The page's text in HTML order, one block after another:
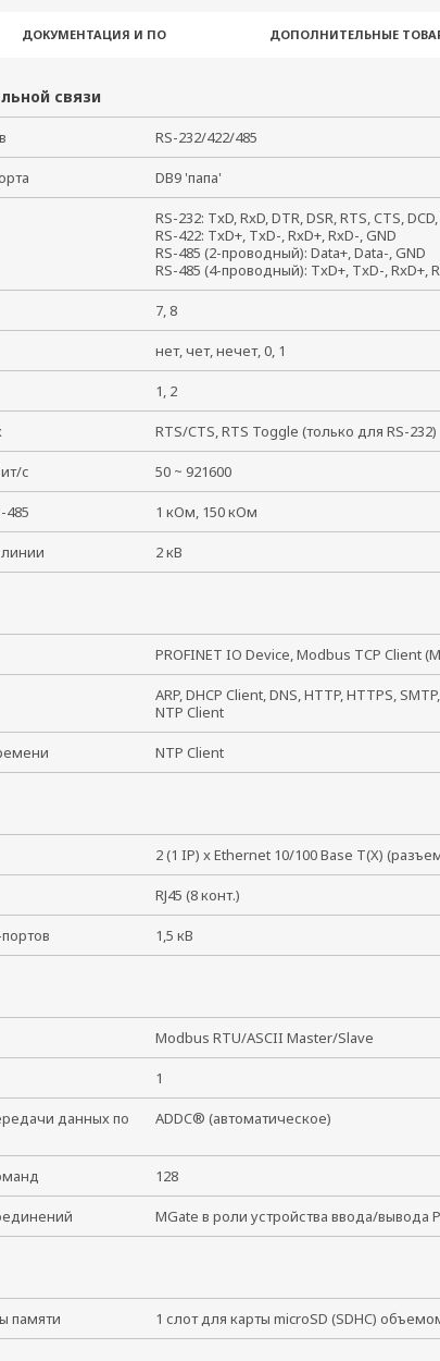
ДОКУМЕНТАЦИЯ И ПО ДОПОЛНИТЕЛЬНЫЕ
связи
RS-232/422/485
DB9 'папа'
RS-232: TxD, RxD, DTR, DSR, RTS, CTS,
RS-422: TxD+, TxD-, RxD+, RxD-, GND
RS-485 (2-проводный): Data+, Data-, GND
RS-485 (4-проводный): TxD+, TxD-, RxD+,
7, 8
нет, чет, нечет, 0, 1
1, 2
RTS/CTS, RTS Toggle (только для RS-232)
с 50 ~ 921600
485 1 кОм, 150 кОм
2 кВ
PROFINET IO Device, Modbus TCP Client
ARP, DHCP Client, DNS, HTTP, HTTPS,
NTP Client
NTP Client
2 (1 IP) x Ethernet 10/100 Base T(X)
RJ45 (8 конт.)
1,5 кВ
Modbus RTU/ASCII Master/Slave
1
данных по
ADDC® (автоматическое)
128
MGate в роли устройства ввода/вывода
памяти 1 слот для карты microSD (SDHC)